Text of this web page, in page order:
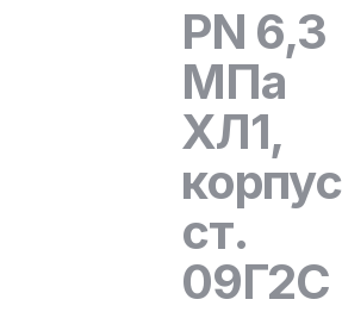
PN 6,3
МПа
ХЛ1,
корпус
ст.
09Г2С